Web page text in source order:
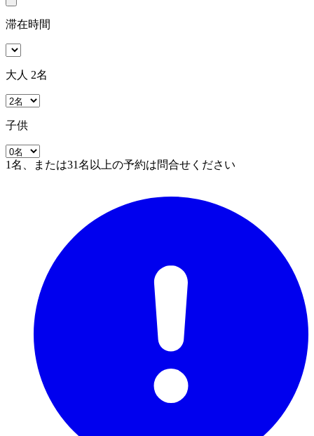
滞在時間
大人 2名
子供
1名、または31名以上の予約は問合せください